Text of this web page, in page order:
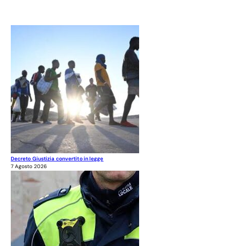
Decreto Giustizia convertito in legge
7 Agosto 2026